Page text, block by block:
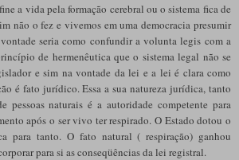
a vida pela formação cerebral ou o sistema fica de
não o fez e vivemos em uma democracia presumir
seria como confundir a volunta legis com a
de hermenêutica que o sistema legal não se
e sim na vontade da lei e a lei é clara como
é fato jurídico. Essa a sua natureza jurídica, tanto
naturais é a autoridade competente para
após o ser vivo ter respirado. O Estado dotou o
para tanto. O fato natural ( respiração) ganhou
para si as conseqüências da lei registral.